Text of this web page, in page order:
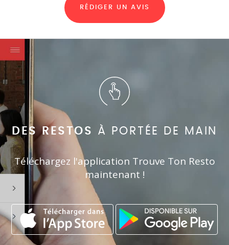
RÉDIGER UN AVIS
DES RESTOS À PORTÉE DE MAIN
Téléchargez l'application Trouve Ton Resto
maintenant !